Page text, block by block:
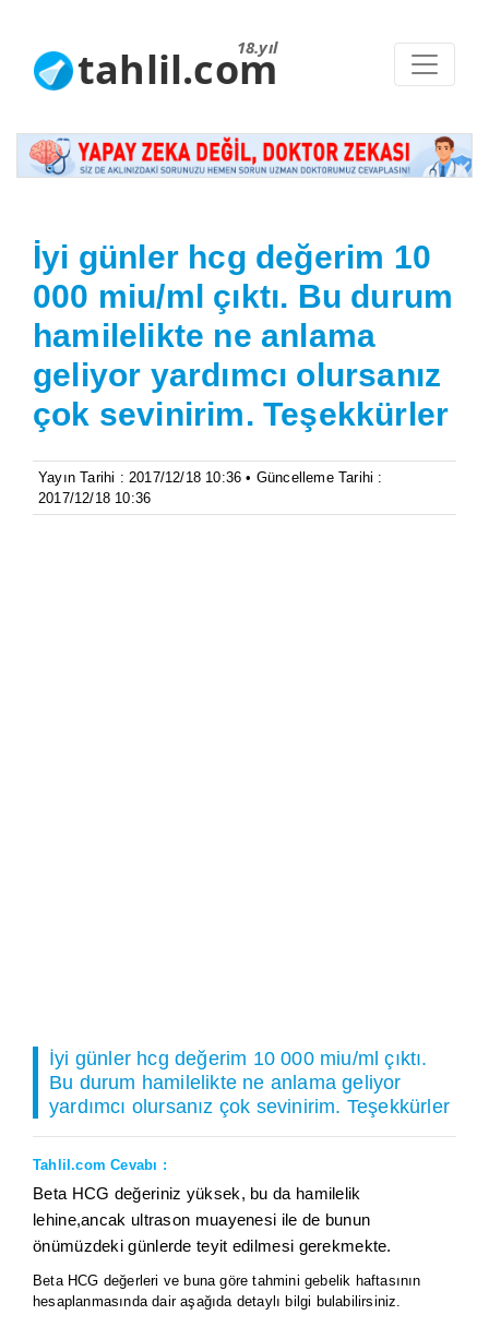
18.yıl
tahlil.com
İyi günler hcg değerim 10
000 miu/ml çıktı. Bu durum
hamilelikte ne anlama
geliyor yardımcı olursanız
çok sevinirim. Teşekkürler
Yayın Tarihi : 2017/12/18 10:36 • Güncelleme Tarihi :
2017/12/18 10:36
İyi günler hcg değerim 10 000 miu/ml çıktı.
Bu durum hamilelikte ne anlama geliyor
yardımcı olursanız çok sevinirim. Teşekkürler
Tahlil.com Cevabı :
Beta HCG değeriniz yüksek, bu da hamilelik
lehine,ancak ultrason muayenesi ile de bunun
önümüzdeki günlerde teyit edilmesi gerekmekte.
Beta HCG değerleri ve buna göre tahmini gebelik haftasının
hesaplanmasında dair aşağıda detaylı bilgi bulabilirsiniz.